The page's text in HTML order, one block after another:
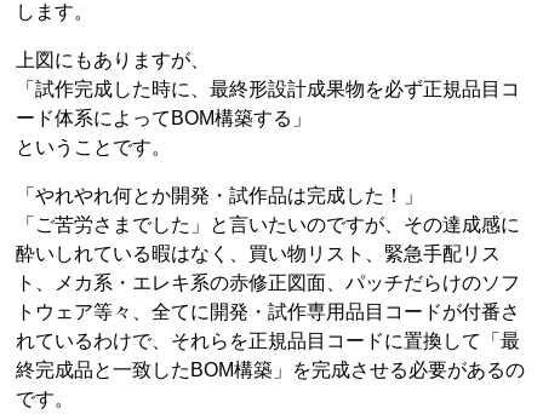
します。
上図にもありますが、
「試作完成した時に、最終形設計成果物を必ず正規品目コ
ード体系によってBOM構築する」
ということです。
「やれやれ何とか開発・試作品は完成した！」
「ご苦労さまでした」と言いたいのですが、その達成感に
酔いしれている暇はなく、買い物リスト、緊急手配リス
ト、メカ系・エレキ系の赤修正図面、パッチだらけのソフ
トウェア等々、全てに開発・試作専用品目コードが付番さ
れているわけで、それらを正規品目コードに置換して「最
終完成品と一致したBOM構築」を完成させる必要があるの
です。